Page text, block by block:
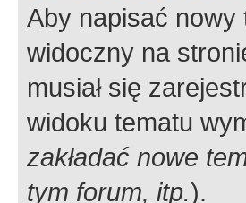
Aby napisać nowy
widoczny na
musiał się
widoku tematu
zakładać nowe
tym forum, itp.).